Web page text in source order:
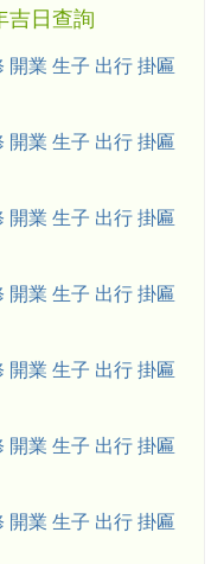
吉日查詢
開業 生子 出行 掛匾
開業 生子 出行 掛匾
開業 生子 出行 掛匾
開業 生子 出行 掛匾
開業 生子 出行 掛匾
開業 生子 出行 掛匾
開業 生子 出行 掛匾